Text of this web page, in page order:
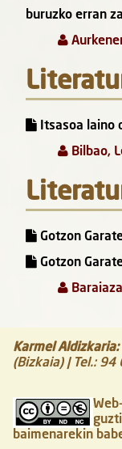
buruzko erran
Itsasoa laino
Bilbao,
Gotzon
Gotzon
Karmel Aldizkaria:
(Bizkaia)| Tel.: 94
baimenarekin